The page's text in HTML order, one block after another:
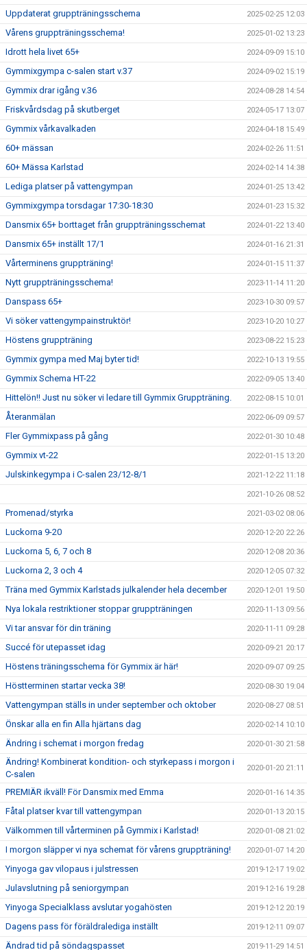
Uppdaterat gruppträningsschema 2025-02-25 12:03
Vårens gruppträningsschema! 2025-01-02 13:23
Idrott hela livet 65+ 2024-09-09 15:10
Gymmixgympa c-salen start v.37 2024-09-02 15:19
Gymmix drar igång v.36 2024-08-28 14:54
Friskvårdsdag på skutberget 2024-05-17 13:07
Gymmix vårkavalkaden 2024-04-18 15:49
60+ mässan 2024-02-26 11:51
60+ Mässa Karlstad 2024-02-14 14:38
Lediga platser på vattengympan 2024-01-25 13:42
Gymmixgympa torsdagar 17:30-18:30 2024-01-23 15:32
Dansmix 65+ borttaget från gruppträningsschemat 2024-01-22 13:40
Dansmix 65+ inställt 17/1 2024-01-16 21:31
Vårterminens gruppträning! 2024-01-15 11:37
Nytt gruppträningsschema! 2023-11-14 11:20
Danspass 65+ 2023-10-30 09:57
Vi söker vattengympainstruktör! 2023-10-20 10:27
Höstens gruppträning 2023-08-22 15:23
Gymmix gympa med Maj byter tid! 2022-10-13 19:55
Gymmix Schema HT-22 2022-09-05 13:40
Hittelön!! Just nu söker vi ledare till Gymmix Gruppträning. 2022-08-15 10:01
Återanmälan 2022-06-09 09:57
Fler Gymmixpass på gång 2022-01-30 10:48
Gymmix vt-22 2022-01-15 13:20
Julskinkegympa i C-salen 23/12-8/1 2021-12-22 11:18
2021-10-26 08:52
Promenad/styrka 2021-03-02 08:06
Luckorna 9-20 2020-12-20 22:26
Luckorna 5, 6, 7 och 8 2020-12-08 20:36
Luckorna 2, 3 och 4 2020-12-05 07:32
Träna med Gymmix Karlstads julkalender hela december 2020-12-01 19:50
Nya lokala restriktioner stoppar gruppträningen 2020-11-13 09:56
Vi tar ansvar för din träning 2020-11-11 09:28
Succé för utepasset idag 2020-09-21 20:17
Höstens träningsschema för Gymmix är här! 2020-09-07 09:25
Höstterminen startar vecka 38! 2020-08-30 19:04
Vattengympan ställs in under september och oktober 2020-08-27 08:51
Önskar alla en fin Alla hjärtans dag 2020-02-14 10:10
Ändring i schemat i morgon fredag 2020-01-30 21:58
Ändring! Kombinerat kondition- och styrkepass i morgon i
C-salen
2020-01-20 21:11
PREMIÄR ikväll! För Dansmix med Emma 2020-01-16 14:35
Fåtal platser kvar till vattengympan 2020-01-13 20:15
Välkommen till vårterminen på Gymmix i Karlstad! 2020-01-08 21:02
I morgon släpper vi nya schemat för vårens gruppträning! 2020-01-07 14:20
Yinyoga gav vilopaus i julstressen 2019-12-17 19:02
Julavslutning på seniorgympan 2019-12-16 19:28
Yinyoga Specialklass avslutar yogahösten 2019-12-12 20:19
Dagens pass för föräldralediga inställt 2019-12-11 09:07
Ändrad tid på söndagspasset 2019-11-29 14:51